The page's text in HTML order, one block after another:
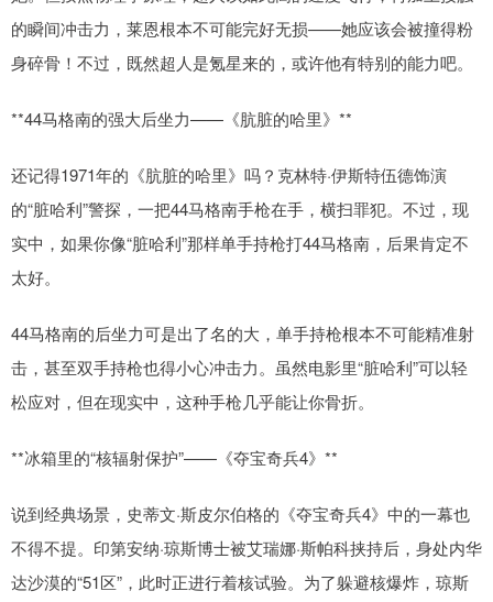
的瞬间冲击力，莱恩根本不可能完好无损——她应该会被撞得粉
身碎骨！不过，既然超人是氪星来的，或许他有特别的能力吧。
**44马格南的强大后坐力——《肮脏的哈里》**
还记得1971年的《肮脏的哈里》吗？克林特·伊斯特伍德饰演
的“脏哈利”警探，一把44马格南手枪在手，横扫罪犯。不过，现
实中，如果你像“脏哈利”那样单手持枪打44马格南，后果肯定不
太好。
44马格南的后坐力可是出了名的大，单手持枪根本不可能精准射
击，甚至双手持枪也得小心冲击力。虽然电影里“脏哈利”可以轻
松应对，但在现实中，这种手枪几乎能让你骨折。
**冰箱里的“核辐射保护”——《夺宝奇兵4》**
说到经典场景，史蒂文·斯皮尔伯格的《夺宝奇兵4》中的一幕也
不得不提。印第安纳·琼斯博士被艾瑞娜·斯帕科挟持后，身处内华
达沙漠的“51区”，此时正进行着核试验。为了躲避核爆炸，琼斯